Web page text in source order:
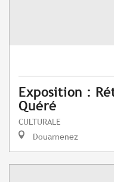
Exposition :
Quéré
CULTURALE
Douarnenez